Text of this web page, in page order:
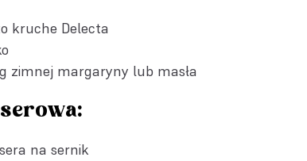
kruche Delecta
zimnej margaryny lub masła
na sernik